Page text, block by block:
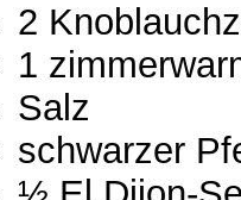
2
1
Salz
schwarzer